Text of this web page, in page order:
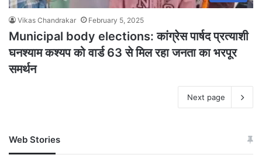
Vikas Chandrakar February 5, 2025
Municipal body elections: कांग्रेस पार्षद प्रत्याशी
घनश्याम कश्यप को वार्ड 63 से मिल रहा जनता का भरपूर
समर्थन
Next page
Web Stories
जम्मू-कश्मीर में बारिश से
अपडेट
खाई में धक्का… आरोपियों ने